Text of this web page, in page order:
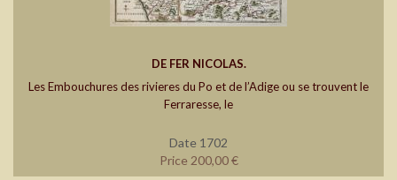
DE FER NICOLAS.
Les Embouchures des rivieres du Po et de l’Adige ou se trouvent le
Ferraresse, le
Date 1702
Price 200,00 €